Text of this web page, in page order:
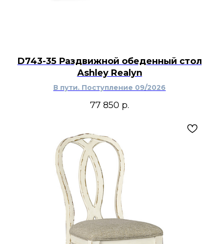
D743-35 Раздвижной обеденный стол
Ashley Realyn
В пути. Поступление 09/2026
77 850 р.